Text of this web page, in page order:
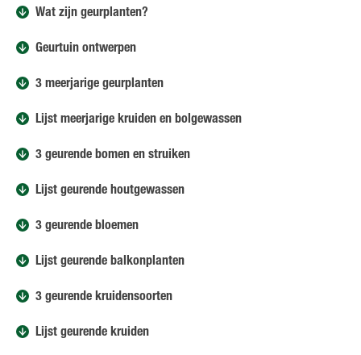
Wat zijn geurplanten?
Geurtuin ontwerpen
3 meerjarige geurplanten
Lijst meerjarige kruiden en bolgewassen
3 geurende bomen en struiken
Lijst geurende houtgewassen
3 geurende bloemen
Lijst geurende balkonplanten
3 geurende kruidensoorten
Lijst geurende kruiden